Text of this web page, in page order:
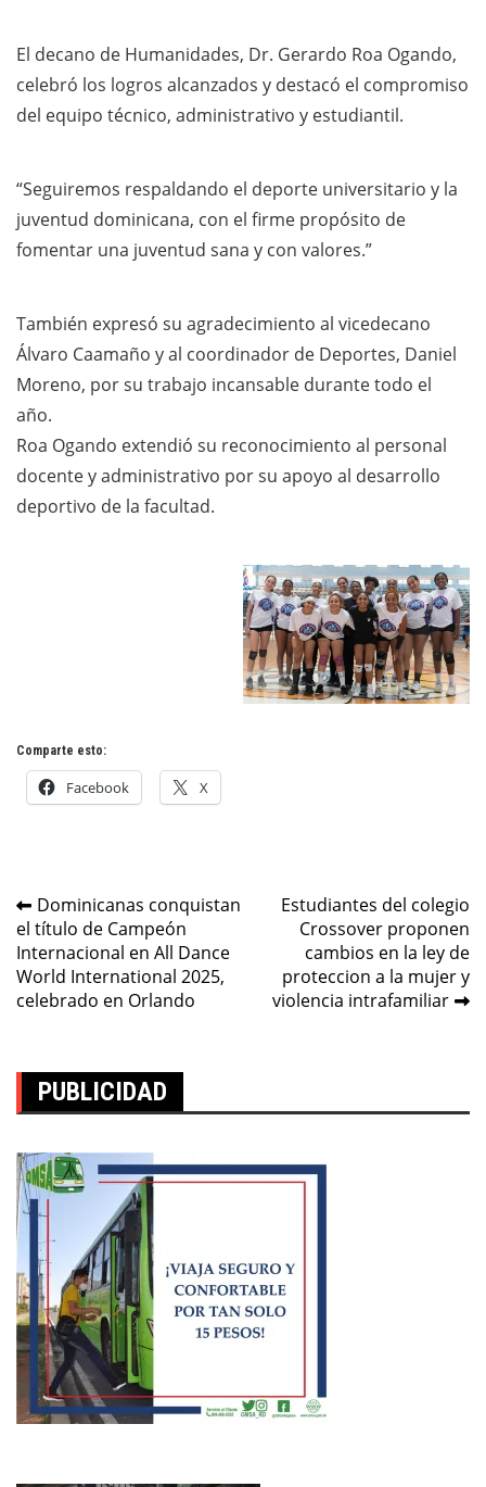
El decano de Humanidades, Dr. Gerardo Roa Ogando,
celebró los logros alcanzados y destacó el compromiso
del equipo técnico, administrativo y estudiantil.
“Seguiremos respaldando el deporte universitario y la
juventud dominicana, con el firme propósito de
fomentar una juventud sana y con valores.”
También expresó su agradecimiento al vicedecano
Álvaro Caamaño y al coordinador de Deportes, Daniel
Moreno, por su trabajo incansable durante todo el
año.
Roa Ogando extendió su reconocimiento al personal
docente y administrativo por su apoyo al desarrollo
deportivo de la facultad.
Comparte esto:
Facebook X
Navegación
de
entradas
Dominicanas conquistan
el título de Campeón
Internacional en All Dance
World International 2025,
celebrado en Orlando
Estudiantes del colegio
Crossover proponen
cambios en la ley de
proteccion a la mujer y
violencia intrafamiliar
PUBLICIDAD